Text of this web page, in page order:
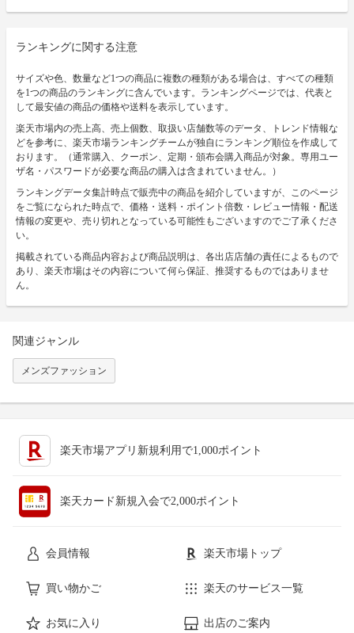
ランキングに関する注意
サイズや色、数量など1つの商品に複数の種類がある場合は、すべての種類
を1つの商品のランキングに含んでいます。ランキングページでは、代表と
して最安値の商品の価格や送料を表示しています。
楽天市場内の売上高、売上個数、取扱い店舗数等のデータ、トレンド情報な
どを参考に、楽天市場ランキングチームが独自にランキング順位を作成して
おります。（通常購入、クーポン、定期・頒布会購入商品が対象。専用ユー
ザ名・パスワードが必要な商品の購入は含まれていません。）
ランキングデータ集計時点で販売中の商品を紹介していますが、このページ
をご覧になられた時点で、価格・送料・ポイント倍数・レビュー情報・配送
情報の変更や、売り切れとなっている可能性もございますのでご了承くださ
い。
掲載されている商品内容および商品説明は、各出店店舗の責任によるもので
あり、楽天市場はその内容について何ら保証、推奨するものではありませ
ん。
関連ジャンル
メンズファッション
楽天市場アプリ新規利用で1,000ポイント
楽天カード新規入会で2,000ポイント
会員情報 楽天市場トップ
買い物かご 楽天のサービス一覧
お気に入り 出店のご案内